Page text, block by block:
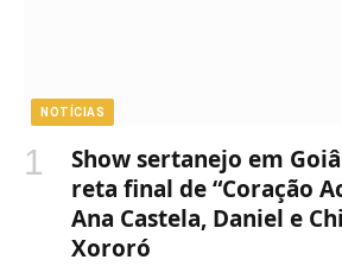
NOTÍCIAS
Show sertanejo em
reta final de “Coração
Ana Castela, Daniel e
Xororó